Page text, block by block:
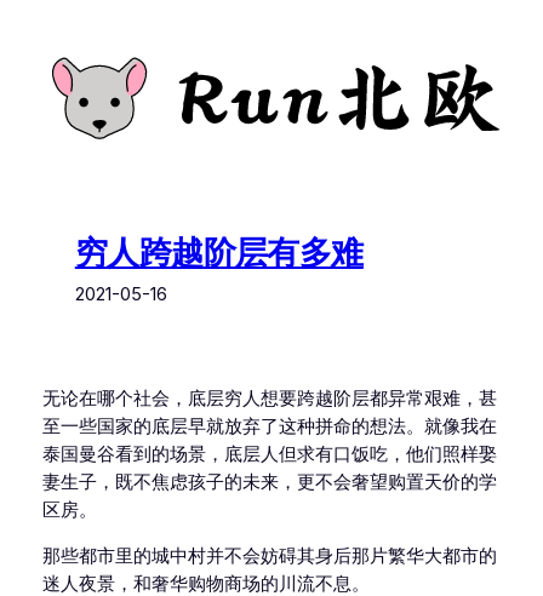
穷人跨越阶层有多难
2021-05-16
无论在哪个社会，底层穷人想要跨越阶层都异常艰难，甚
至一些国家的底层早就放弃了这种拼命的想法。就像我在
泰国曼谷看到的场景，底层人但求有口饭吃，他们照样娶
妻生子，既不焦虑孩子的未来，更不会奢望购置天价的学
区房。
那些都市里的城中村并不会妨碍其身后那片繁华大都市的
迷人夜景，和奢华购物商场的川流不息。